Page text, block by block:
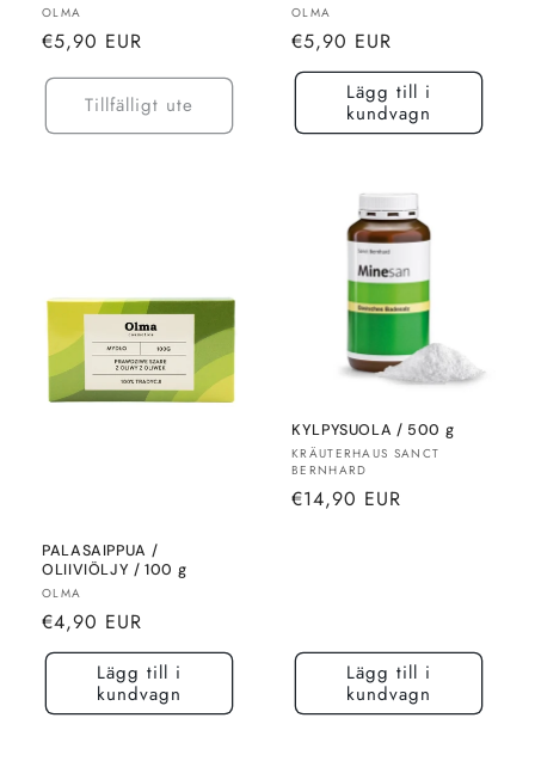
Säljare:
OLMA
Normalt
€5,90 EUR
Tillfälligt ute
Säljare:
OLMA
Normalt
pris
€5,90 EUR
Lägg till i
kundvagn
PALASAIPPUA /
OLIIVIÖLJY / 100 g
Säljare:
OLMA
Normalt
pris
€4,90 EUR
Lägg till i
kundvagn
KYLPYSUOLA / 500 g
Säljare:
KRÄUTERHAUS SANCT
BERNHARD
Normalt
€14,90 EUR
Lägg till i
kundvagn